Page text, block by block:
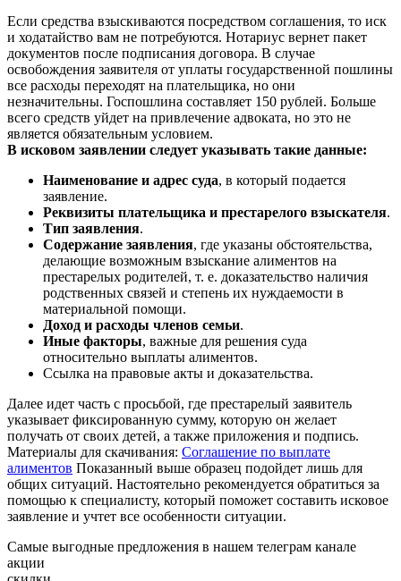
Если средства взыскиваются посредством соглашения, то иск
и ходатайство вам не потребуются. Нотариус вернет пакет
документов после подписания договора. В случае
освобождения заявителя от уплаты государственной пошлины
все расходы переходят на плательщика, но они
незначительны. Госпошлина составляет 150 рублей. Больше
всего средств уйдет на привлечение адвоката, но это не
является обязательным условием.
В исковом заявлении следует указывать такие данные:
Наименование и адрес суда, в который подается
заявление.
Реквизиты плательщика и престарелого взыскателя.
Тип заявления.
Содержание заявления, где указаны обстоятельства,
делающие возможным взыскание алиментов на
престарелых родителей, т. е. доказательство наличия
родственных связей и степень их нуждаемости в
материальной помощи.
Доход и расходы членов семьи.
Иные факторы, важные для решения суда
относительно выплаты алиментов.
Ссылка на правовые акты и доказательства.
Далее идет часть с просьбой, где престарелый заявитель
указывает фиксированную сумму, которую он желает
получать от своих детей, а также приложения и подпись.
Материалы для скачивания: Соглашение по выплате
алиментов Показанный выше образец подойдет лишь для
общих ситуаций. Настоятельно рекомендуется обратиться за
помощью к специалисту, который поможет составить исковое
заявление и учтет все особенности ситуации.
Самые выгодные предложения в нашем телеграм канале
акции